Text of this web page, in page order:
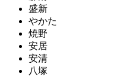
盛新
やかた
焼野
安居
安清
八塚